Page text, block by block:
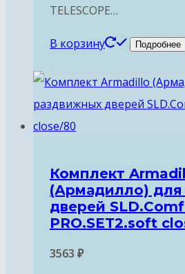
TELESCOPE…
В корзину Подробнее
Комплект
(Армадилло)
дверей
PRO.SET2.soft
3563 ₽